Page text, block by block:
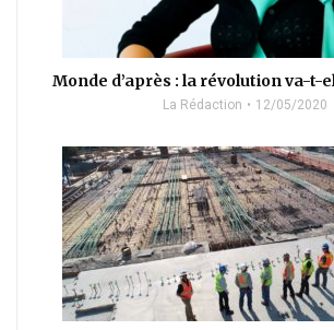
Monde d’après : la révolution va-t-
La Rédaction 12/05/2020